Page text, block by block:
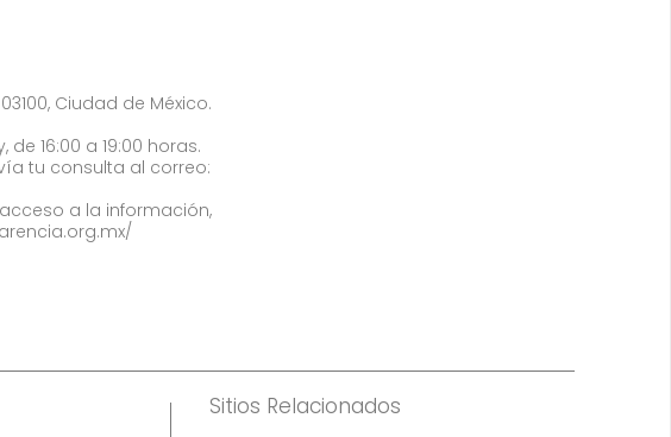
Ciudad de México.
16:00 a 19:00 horas.
tu consulta al correo:
a la información,
Sitios Relacionados